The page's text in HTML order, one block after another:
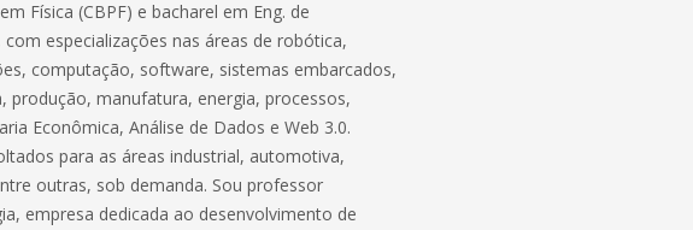
Física (CBPF) e bacharel em Eng. de
especializações nas áreas de robótica,
computação, software, sistemas embarcados,
produção, manufatura, energia, processos,
Econômica, Análise de Dados e Web 3.0.
para as áreas industrial, automotiva,
outras, sob demanda. Sou professor
empresa dedicada ao desenvolvimento de